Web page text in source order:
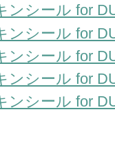
ンシール for
ンシール for
ンシール for
ンシール for
ンシール for